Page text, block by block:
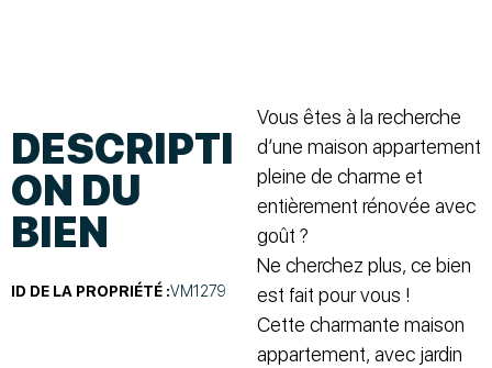
DESCRIPTI
ON DU
BIEN
ID DE LA PROPRIÉTÉ :VM1279
Vous êtes à la recherche
d’une maison appartement
pleine de charme et
entièrement rénovée avec
goût ?
Ne cherchez plus, ce bien
est fait pour vous !
Cette charmante maison
appartement, avec jardin